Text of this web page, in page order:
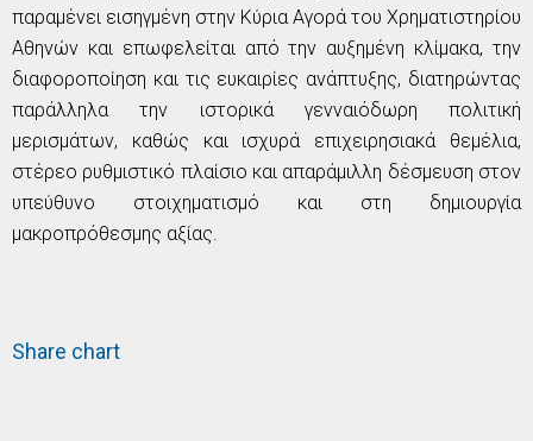
παραμένει εισηγμένη στην Κύρια Αγορά του Χρηματιστηρίου
Αθηνών και επωφελείται από την αυξημένη κλίμακα, την
διαφοροποίηση και τις ευκαιρίες ανάπτυξης, διατηρώντας
παράλληλα την ιστορικά γενναιόδωρη πολιτική
μερισμάτων, καθώς και ισχυρά επιχειρησιακά θεμέλια,
στέρεο ρυθμιστικό πλαίσιο και απαράμιλλη δέσμευση στον
υπεύθυνο στοιχηματισμό και στη δημιουργία
μακροπρόθεσμης αξίας.
Share chart